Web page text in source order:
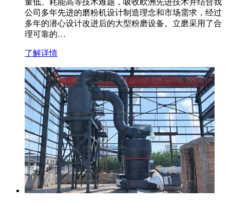
公司多年先进的磨粉机设计制造理念和市场需求，经过
多年的潜心设计改进后的大型粉磨设备。立磨采用了合
理可靠的…
了解详情